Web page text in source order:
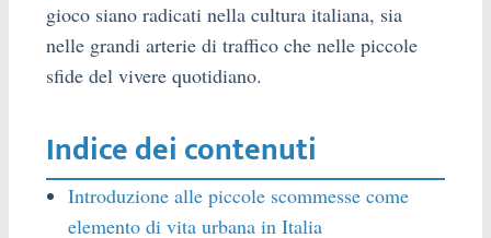
gioco siano radicati nella cultura italiana, sia
nelle grandi arterie di traffico che nelle piccole
sfide del vivere quotidiano.
Indice dei contenuti
Introduzione alle piccole scommesse come
elemento di vita urbana in Italia